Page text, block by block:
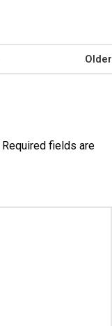
Older
Required fields are